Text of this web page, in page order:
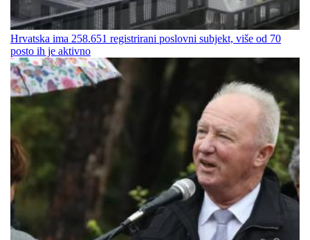
Hrvatska ima 258.651 registrirani poslovni subjekt, više od 70
posto ih je aktivno